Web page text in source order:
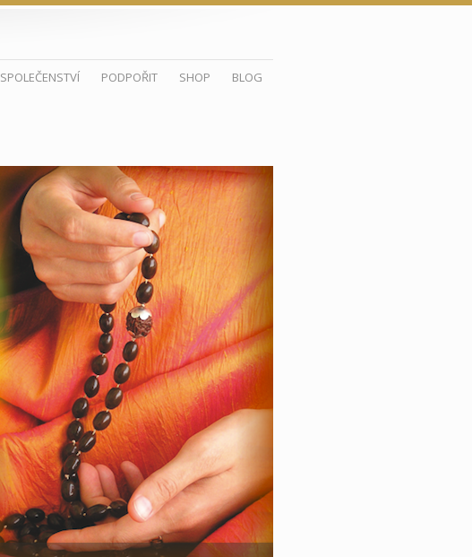
SPOLEČENSTVÍ PODPOŘIT SHOP BLOG